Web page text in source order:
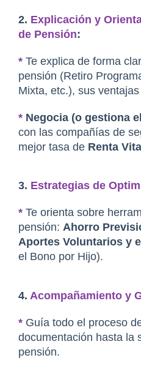
2. Explicación y
de Pensión:
* Te explica de forma
pensión (Retiro
Mixta, etc.), sus
* Negocia (o gestiona
con las compañías de
mejor tasa de Renta
3. Estrategias de
* Te orienta sobre
pensión: Ahorro
Aportes Voluntarios y
el Bono por Hijo).
4. Acompañamiento y
* Guía todo el proceso
documentación hasta la
pensión.